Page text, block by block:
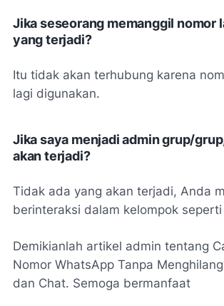
Jika seseorang memanggil nomor
yang terjadi?
Itu tidak akan terhubung karena
lagi digunakan.
Jika saya menjadi admin grup/
akan terjadi?
Tidak ada yang akan terjadi, Anda
berinteraksi dalam kelompok
Demikianlah artikel admin tentang
Nomor WhatsApp Tanpa
dan Chat. Semoga bermanfaat